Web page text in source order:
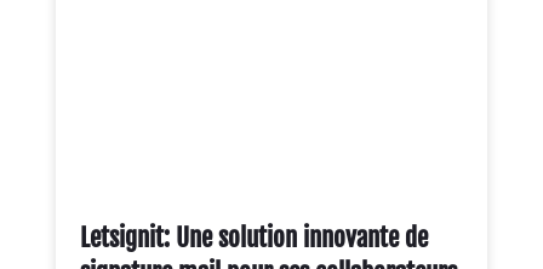
Letsignit: Une solution innovante de